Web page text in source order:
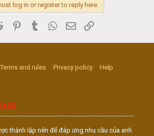
log in or register to reply here.
Reddit PinterestTumblr WhatsApp
Email
Terms and rules Privacy policy
Help
thành lập nên để đáp ứng nhu cầu của anh